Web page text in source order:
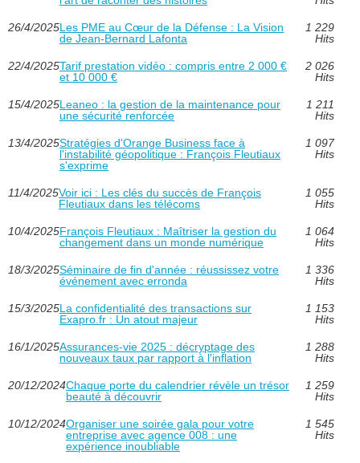
26/4/2025Les PME au Cœur de la Défense : La Vision
de Jean-Bernard Lafonta
1 229
Hits
22/4/2025Tarif prestation vidéo : compris entre 2 000 €
et 10 000 €
2 026
Hits
15/4/2025Leaneo : la gestion de la maintenance pour
une sécurité renforcée
1 211
Hits
13/4/2025Stratégies d'Orange Business face à
l'instabilité géopolitique : François Fleutiaux
s'exprime
1 097
Hits
11/4/2025Voir ici : Les clés du succès de François
Fleutiaux dans les télécoms
1 055
Hits
10/4/2025François Fleutiaux : Maîtriser la gestion du
changement dans un monde numérique
1 064
Hits
18/3/2025Séminaire de fin d'année : réussissez votre
événement avec erronda
1 336
Hits
15/3/2025La confidentialité des transactions sur
Exapro.fr : Un atout majeur
1 153
Hits
16/1/2025Assurances-vie 2025 : décryptage des
nouveaux taux par rapport à l'inflation
1 288
Hits
20/12/2024Chaque porte du calendrier révèle un trésor
beauté à découvrir
1 259
Hits
10/12/2024Organiser une soirée gala pour votre
entreprise avec agence 008 : une
expérience inoubliable
1 545
Hits